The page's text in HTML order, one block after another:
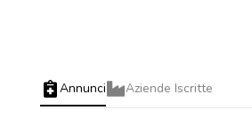
Annunci Aziende Iscritte